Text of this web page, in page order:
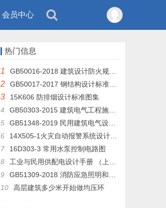
会员中心
热门信息
1 GB50016-2018 建筑设计防火规范 （GB50016-2014修订版）
2 GB50017-2017 钢结构设计标准及条文说明
3
15K606 防排烟设计标准图集
4
GB50303-2015 建筑电气工程施工质量验收规范
5
GB51348-2019 民用建筑电气设计标准
6
14X505-1火灾自动报警系统设计规范图示
7
16D303-3 常用水泵控制电路图
8
工业与民用供配电设计手册 （上册 下层）
9
GB51309-2018 消防应急照明和疏散指示系统技术规范
10
高层建筑多少米开始做均压环